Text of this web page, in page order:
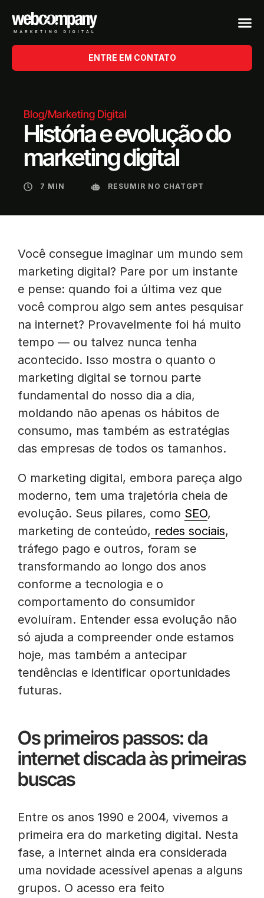
ENTRE EM CONTATO
Blog/Marketing Digital
História e evolução do
marketing digital
7 MIN RESUMIR NO CHATGPT
Você consegue imaginar um mundo sem
marketing digital? Pare por um instante
e pense: quando foi a última vez que
você comprou algo sem antes pesquisar
na internet? Provavelmente foi há muito
tempo — ou talvez nunca tenha
acontecido. Isso mostra o quanto o
marketing digital se tornou parte
fundamental do nosso dia a dia,
moldando não apenas os hábitos de
consumo, mas também as estratégias
das empresas de todos os tamanhos.
O marketing digital, embora pareça algo
moderno, tem uma trajetória cheia de
evolução. Seus pilares, como SEO,
marketing de conteúdo, redes sociais,
tráfego pago e outros, foram se
transformando ao longo dos anos
conforme a tecnologia e o
comportamento do consumidor
evoluíram. Entender essa evolução não
só ajuda a compreender onde estamos
hoje, mas também a antecipar
tendências e identificar oportunidades
futuras.
Os primeiros passos: da
internet discada às primeiras
buscas
Entre os anos 1990 e 2004, vivemos a
primeira era do marketing digital. Nesta
fase, a internet ainda era considerada
uma novidade acessível apenas a alguns
grupos. O acesso era feito